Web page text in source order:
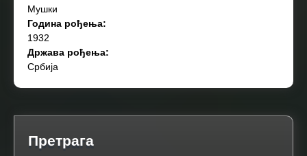
Мушки
Година рођења:
1932
Држава рођења:
Србија
Претрага